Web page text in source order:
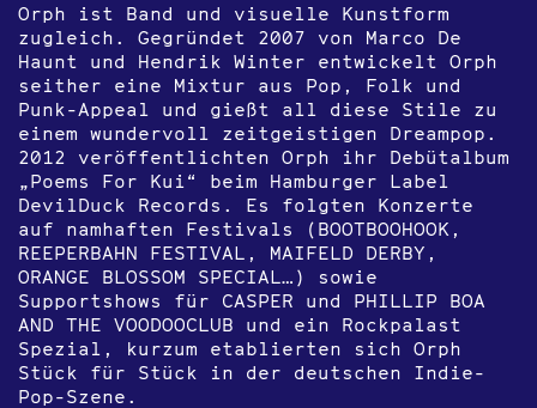
Orph ist Band und visuelle Kunstform
zugleich. Gegründet 2007 von Marco De
Haunt und Hendrik Winter entwickelt Orph
seither eine Mixtur aus Pop, Folk und
Punk-Appeal und gießt all diese Stile zu
einem wundervoll zeitgeistigen Dreampop.
2012 veröffentlichten Orph ihr Debütalbum
„Poems For Kui“ beim Hamburger Label
DevilDuck Records. Es folgten Konzerte
auf namhaften Festivals (BOOTBOOHOOK,
REEPERBAHN FESTIVAL, MAIFELD DERBY,
ORANGE BLOSSOM SPECIAL…) sowie
Supportshows für CASPER und PHILLIP BOA
AND THE VOODOOCLUB und ein Rockpalast
Spezial, kurzum etablierten sich Orph
Stück für Stück in der deutschen Indie-
Pop-Szene.